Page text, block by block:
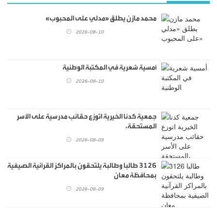
محمد مازن يطلق «مدلي على المحبوب»
2026-08-10
أمسية شعرية في المكتبة الوطنية
2026-08-10
جمعية كدنا الخيرية اتوزع حقائب مدرسية على الأسر
المستحقة،
2026-08-09
3126 طالبا وطالبة يلتحقون بالمراكز القرآنية الصيفية
بمحافظة معان
2026-08-09